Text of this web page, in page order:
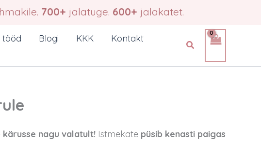
700+ jalatuge. 600+ jalakatet.
tööd Blogi KKK
Kontakt
Search
kärusse nagu valatult! Istmekate püsib kenasti paigas